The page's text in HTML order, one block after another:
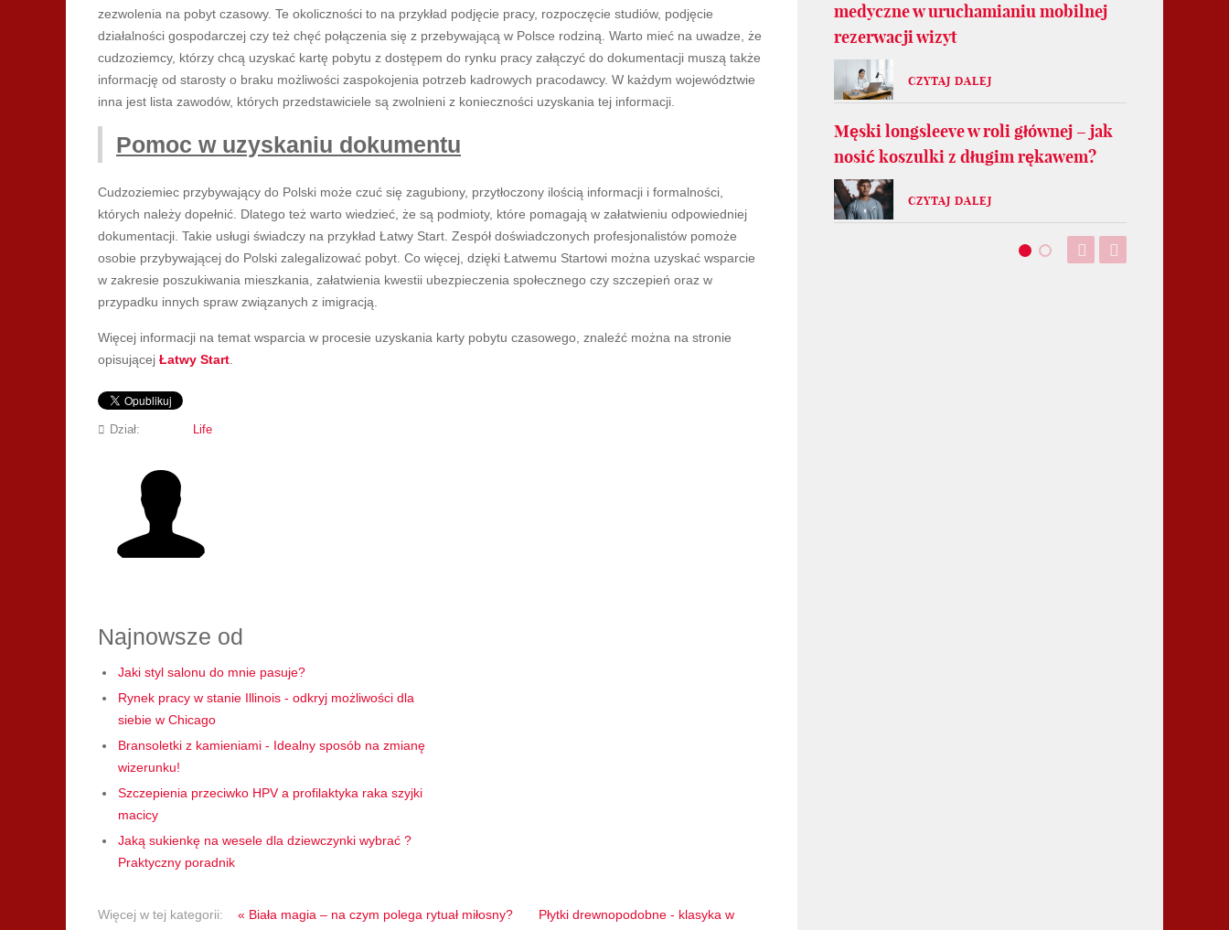
zezwolenia na pobyt czasowy. Te okoliczności to na przykład podjęcie pracy, rozpoczęcie studiów, podjęcie
działalności gospodarczej czy też chęć połączenia się z przebywającą w Polsce rodziną. Warto mieć na uwadze, że
cudzoziemcy, którzy chcą uzyskać kartę pobytu z dostępem do rynku pracy załączyć do dokumentacji muszą także
informację od starosty o braku możliwości zaspokojenia potrzeb kadrowych pracodawcy. W każdym województwie
inna jest lista zawodów, których przedstawiciele są zwolnieni z konieczności uzyskania tej informacji.
Pomoc w uzyskaniu dokumentu
Cudzoziemiec przybywający do Polski może czuć się zagubiony, przytłoczony ilością informacji i formalności,
których należy dopełnić. Dlatego też warto wiedzieć, że są podmioty, które pomagają w załatwieniu odpowiedniej
dokumentacji. Takie usługi świadczy na przykład Łatwy Start. Zespół doświadczonych profesjonalistów pomoże
osobie przybywającej do Polski zalegalizować pobyt. Co więcej, dzięki Łatwemu Startowi można uzyskać wsparcie
w zakresie poszukiwania mieszkania, załatwienia kwestii ubezpieczenia społecznego czy szczepień oraz w
przypadku innych spraw związanych z imigracją.
Więcej informacji na temat wsparcia w procesie uzyskania karty pobytu czasowego, znaleźć można na stronie
opisującej Łatwy Start
Dział: Life
Najnowsze od
Jaki styl salonu do mnie pasuje?
Rynek pracy w stanie Illinois - odkryj możliwości dla
siebie w Chicago
Bransoletki z kamieniami - Idealny sposób na zmianę
wizerunku!
Szczepienia przeciwko HPV a profilaktyka raka szyjki
macicy
Jaką sukienkę na wesele dla dziewczynki wybrać ?
Praktyczny poradnik
Więcej w tej kategorii: « Biała magia – na czym polega rytuał miłosny?
Płytki drewnopodobne - klasyka w
medyczne w uruchamianiu mobilnej
rezerwacji wizyt
CZYTAJ DALEJ
Męski longsleeve w roli głównej – jak
nosić koszulki z długim rękawem?
CZYTAJ DALEJ